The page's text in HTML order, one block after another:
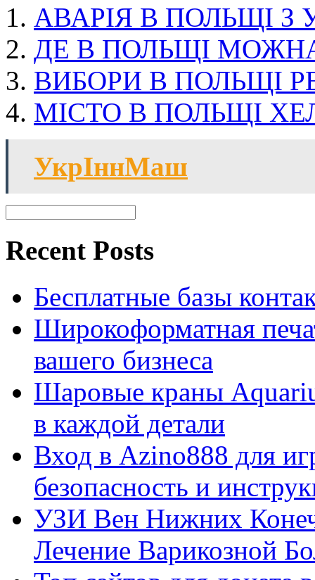
АВАРІЯ В ПОЛЬЩІ З
ДЕ В ПОЛЬЩІ
ВИБОРИ В ПОЛЬЩІ
МІСТО В ПОЛЬЩІ
УкрІннМаш
Recent Posts
Бесплатные базы
Широкоформатная
вашего бизнеса
Шаровые краны
в каждой детали
Вход в Azino888 для
безопасность и
УЗИ Вен Нижних
Лечение Варикозной